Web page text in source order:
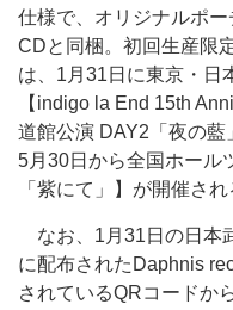
仕様で、オリジナルポ
CDと同梱。初回生産限
は、1月31日に東京・日
【indigo la End 15th
道館公演 DAY2「夜の藍
5月30日から全国ホール
「紫にて」】が開催さ
なお、1月31日の日本
に配布されたDaphnis
されているQRコードか